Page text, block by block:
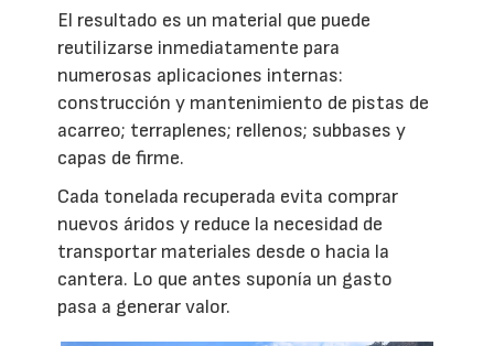
El resultado es un material que puede
reutilizarse inmediatamente para
numerosas aplicaciones internas:
construcción y mantenimiento de pistas de
acarreo; terraplenes; rellenos; subbases y
capas de firme.
Cada tonelada recuperada evita comprar
nuevos áridos y reduce la necesidad de
transportar materiales desde o hacia la
cantera. Lo que antes suponía un gasto
pasa a generar valor.